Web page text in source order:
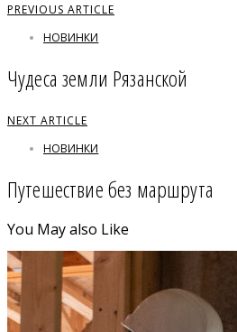
PREVIOUS ARTICLE
НОВИНКИ
Чудеса земли Рязанской
NEXT ARTICLE
НОВИНКИ
Путешествие без маршрута
You May also Like